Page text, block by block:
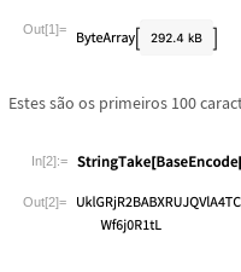
Out[1]=
Estes são os primeiros 100
In[2]:=
Out[2]=